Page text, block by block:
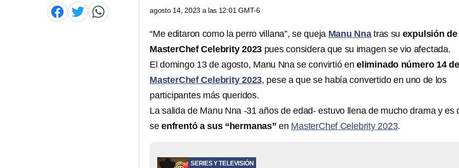
agosto 14, 2023 a las 12:01 GMT-6
“Me editaron como la perro villana”, se queja Manu Nnatras su expulsión de
MasterChef Celebrity 2023 pues considera que su imagen se vio afectada.
El domingo 13 de agosto, Manu Nna se convirtió en eliminado número 14 de
MasterChef Celebrity 2023, pese a que se había convertido en uno de los
participantes más queridos.
La salida de Manu Nna -31 años de edad- estuvo llena de mucho drama y es
se enfrentó a sus “hermanas” en MasterChef Celebrity 2023.
SERIES Y TELEVISIÓN